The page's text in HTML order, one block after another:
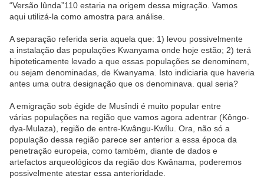
“Versão lûnda”110 estaria na origem dessa migração. Vamos
aqui utilizá-la como amostra para análise.
A separação referida seria aquela que: 1) levou possivelmente
a instalação das populações Kwanyama onde hoje estão; 2) terá
hipoteticamente levado a que essas populações se denominem,
ou sejam denominadas, de Kwanyama. Isto indiciaria que haveria
antes uma outra designação que os denominava. qual seria?
A emigração sob égide de Musîndi é muito popular entre
várias populações na região que vamos agora adentrar (Kôngo-
dya-Mulaza), região de entre-Kwângu-Kwîlu. Ora, não só a
população dessa região parece ser anterior a essa época da
penetração europeia, como também, diante de dados e
artefactos arqueológicos da região dos Kwânama, poderemos
possivelmente atestar essa anterioridade.